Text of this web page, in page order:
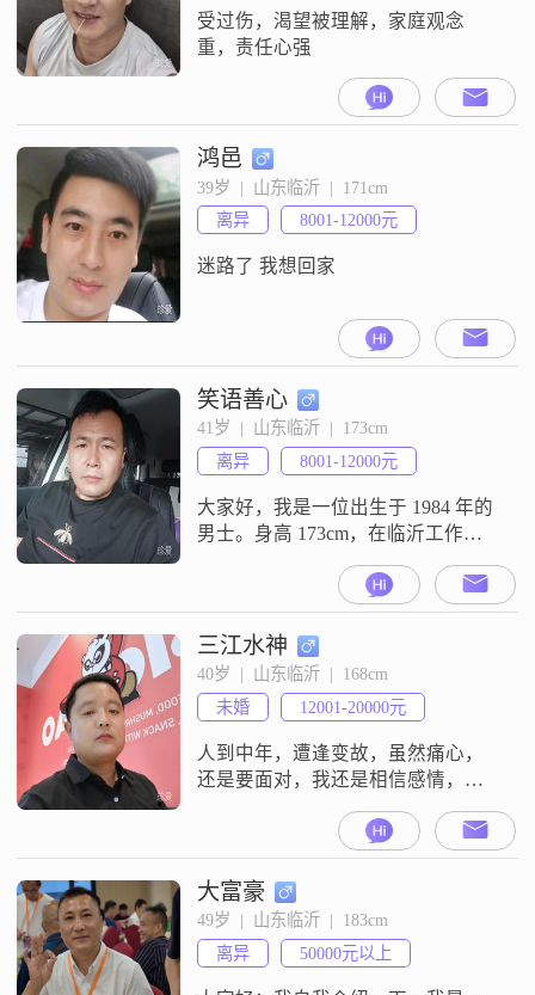
受过伤，渴望被理解，家庭观念
重，责任心强
鸿邑
39岁  |  山东临沂  |  171cm
离异
8001-12000元
迷路了 我想回家
笑语善心
41岁  |  山东临沂  |  173cm
离异
8001-12000元
大家好，我是一位出生于 1984 年的
男士。身高 173cm，在临沂工作，
这个范围。我的学历是大专。我觉
得自己在性格方面还算不错，比较
稳重可靠，做事情的时候责任感很
强。有时候遇到一些麻烦事儿，我
不会轻易退缩，而是会耐心地去解
决。和别人相处时也很包容，不太
计较一些小的得失。
三江水神
40岁  |  山东临沂  |  168cm
未婚
12001-20000元
人到中年，遭逢变故，虽然痛心，
还是要面对，我还是相信感情，相
生同衾，死同穴的那一位，有年龄
合适，愿意再结婚生子，共度余生
的，可以回信，说不定，我们可以
一起共享美好生活。我一般年收入
25左右，有五险一金，住房加养老
还有两万左右，在江苏上班，近期
打算去河东买房，其他地方也可以
大富豪
49岁  |  山东临沂  |  183cm
离异
50000元以上